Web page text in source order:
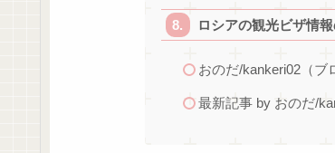
ロシアの観光ビザ情
おのだ/kankeri02（ブ
最新記事 by おのだ/